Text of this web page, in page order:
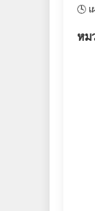
🕓
หม